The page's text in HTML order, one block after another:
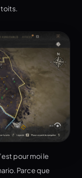
toits.
pour moi le
Parce que